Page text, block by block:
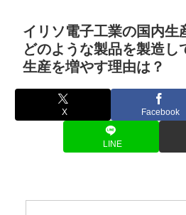
イリソ電子工業の国内生
どのような製品を製造し
生産を増やす理由は？
X Facebook
LINE